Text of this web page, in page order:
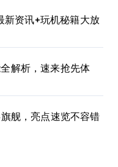
新资讯+玩机秘籍大放
解析，速来抢先体
舰，亮点速览不容错